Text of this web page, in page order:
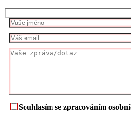
Souhlasím se zpracováním